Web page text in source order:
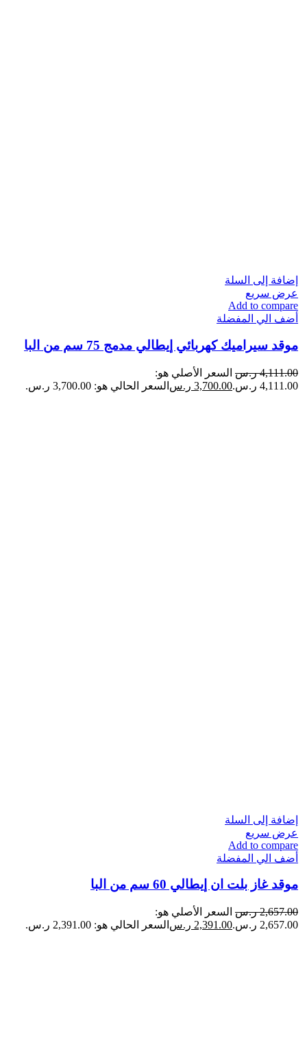
إضافة إلى السلة
عرض سريع
Add to compare
أضف الي المفضلة
موقد سيراميك كهربائي إيطالي مدمج 75 سم من البا
4,111.00 ر.س السعر الأصلي هو:
4,111.00 ر.س.
3,700.00 ر.س السعر الحالي هو: 3,700.00 ر.س.
إضافة إلى السلة
عرض سريع
Add to compare
أضف الي المفضلة
موقد غاز بلت ان إيطالي 60 سم من البا
2,657.00 ر.س السعر الأصلي هو:
2,657.00 ر.س.
2,391.00 ر.س السعر الحالي هو: 2,391.00 ر.س.